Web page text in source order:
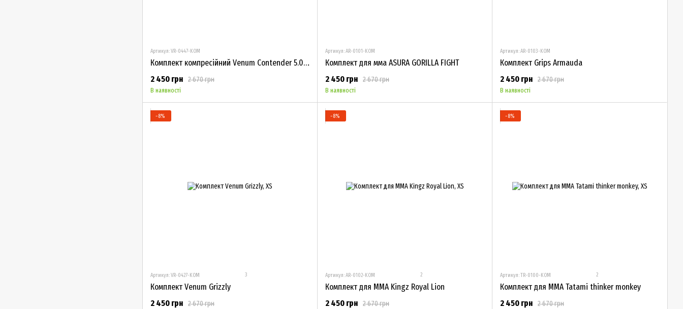
Артикул: VR-0447-KOM
Комплект компресійний Venum Contender 5.0 Olive
2 670 грн
2 450 грн
В наявності
Артикул: AR-0101-KOM
Комплект для мма ASURA GORILLA FIGHT
2 670 грн
2 450 грн
В наявності
Артикул: AR-0103-KOM
Комплект Grips Armauda
2 670 грн
2 450 грн
В наявності
−8%
Артикул: VR-0427-KOM 3
Комплект Venum Grizzly
2 670 грн
2 450 грн
−8%
Артикул: AR-0102-KOM 2
Комплект для MMA Kingz Royal Lion
2 670 грн
2 450 грн
−8%
Артикул: TR-0100-KOM 2
Комплект для MMA Tatami thinker monkey
2 670 грн
2 450 грн